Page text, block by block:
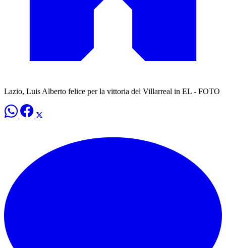
Lazio, Luis Alberto felice per la vittoria del Villarreal in EL - FOTO